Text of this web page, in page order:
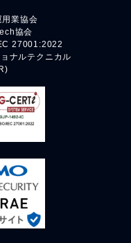
用業協会
協会
27001:2022
ナルテクニカル